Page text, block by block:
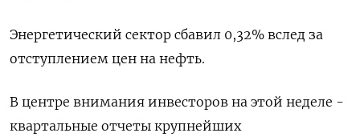
Энергетический сектор сбавил 0,32% вслед за
отступлением цен на нефть.
В центре внимания инвесторов на этой неделе -
квартальные отчеты крупнейших